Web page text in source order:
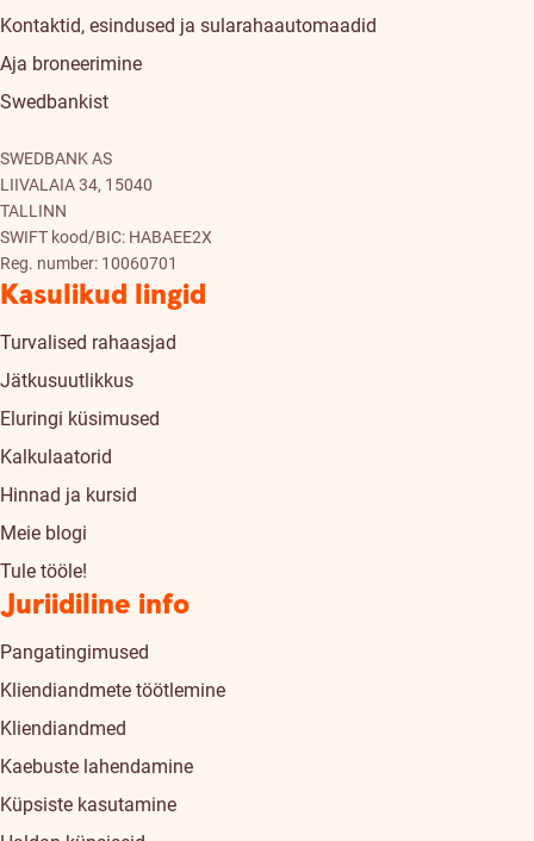
Kontaktid, esindused ja sularahaautomaadid
Aja broneerimine
Swedbankist
SWEDBANK AS
LIIVALAIA 34, 15040
TALLINN
SWIFT kood/BIC: HABAEE2X
Reg. number: 10060701
Kasulikud lingid
Turvalised rahaasjad
Jätkusuutlikkus
Eluringi küsimused
Kalkulaatorid
Hinnad ja kursid
Meie blogi
Tule tööle!
Juriidiline info
Pangatingimused
Kliendiandmete töötlemine
Kliendiandmed
Kaebuste lahendamine
Küpsiste kasutamine